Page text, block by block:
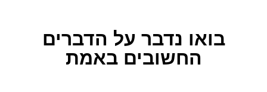
בואו נדבר על הדברים
החשובים באמת